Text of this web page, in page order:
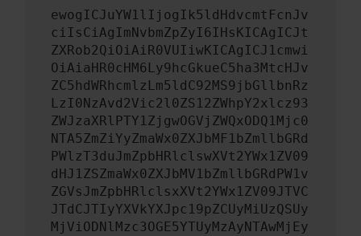
ewogICJuYW1lIjogIk5ldHdvcmtFcnJv
ciIsCiAgImNvbmZpZyI6IHsKICAgICJt
ZXRob2QiOiAiR0VUIiwKICAgICJ1cmwi
OiAiaHR0cHM6Ly9hcGkueC5ha3MtcHJv
ZC5hdWRhcmlzLm5ldC92MS9jbGllbnRz
LzI0NzAvd2Vic2l0ZS12ZWhpY2xlcz93
ZWJzaXRlPTY1ZjgwOGVjZWQxODQ1Mjc0
NTA5ZmZiYyZmaWx0ZXJbMF1bZmllbGRd
PWlzT3duJmZpbHRlclswXVt2YWx1ZV09
dHJ1ZSZmaWx0ZXJbMV1bZmllbGRdPW1v
ZGVsJmZpbHRlclsxXVt2YWx1ZV09JTVC
JTdCJTIyYXVkYXJpc19pZCUyMiUzQSUy
MjViODNlMzc3OGE5YTUyMzAyNTAwMjEy